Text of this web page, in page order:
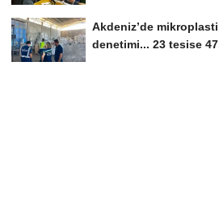
Akdeniz’de
denetimi... 23 tesise